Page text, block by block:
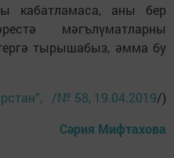
кабатламаса, аны бер
мәгълүматларны
тырышабыз, әмма бу
/№ 58, 19.04.2019/)
Сәрия Мифтахова